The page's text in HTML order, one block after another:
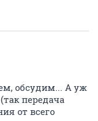
обсудим... А уж
передача
от всего